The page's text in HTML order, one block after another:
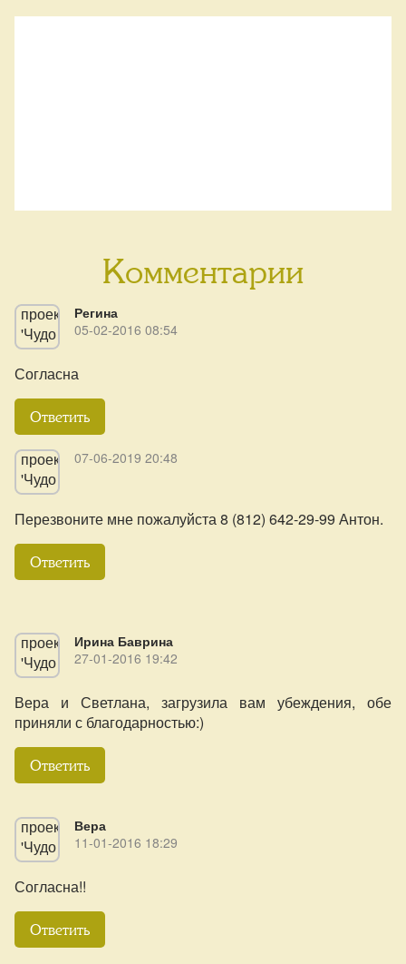
Комментарии
Регина
05-02-2016 08:54
Согласна
Ответить
07-06-2019 20:48
Перезвоните мне пожалуйста 8 (812) 642-29-99 Антон.
Ответить
Ирина Баврина
27-01-2016 19:42
Вера и Светлана, загрузила вам убеждения, обе
приняли с благодарностью:)
Ответить
Вера
11-01-2016 18:29
Согласна!!
Ответить